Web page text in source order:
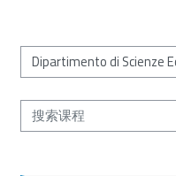
课程类别
搜索课程